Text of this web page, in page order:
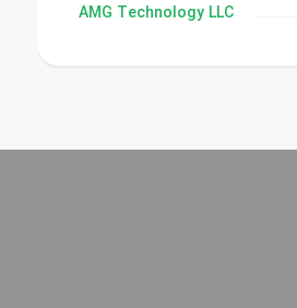
AMG Technology LLC